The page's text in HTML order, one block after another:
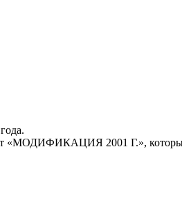
«МОДИФИКАЦИЯ 2001 Г.»,